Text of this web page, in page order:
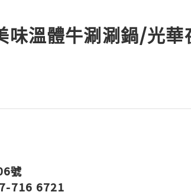
味溫體牛涮涮鍋/光
號
716 6721